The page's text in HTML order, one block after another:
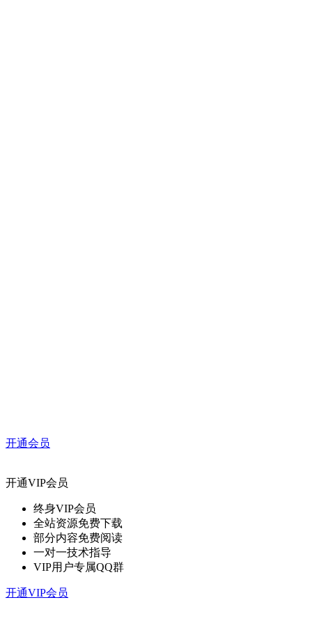
开通会员
开通VIP会员
终身VIP会员
全站资源免费下载
部分内容免费阅读
一对一技术指导
VIP用户专属QQ群
开通VIP会员